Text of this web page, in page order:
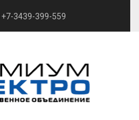
+7-3439-399-559